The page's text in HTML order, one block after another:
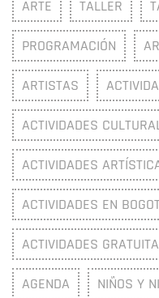
ARTE TALLER
PROGRAMACIÓN
ARTISTAS
ACTIVIDADES
ACTIVIDADES
ACTIVIDADES EN
ACTIVIDADES
AGENDA NIÑOS Y